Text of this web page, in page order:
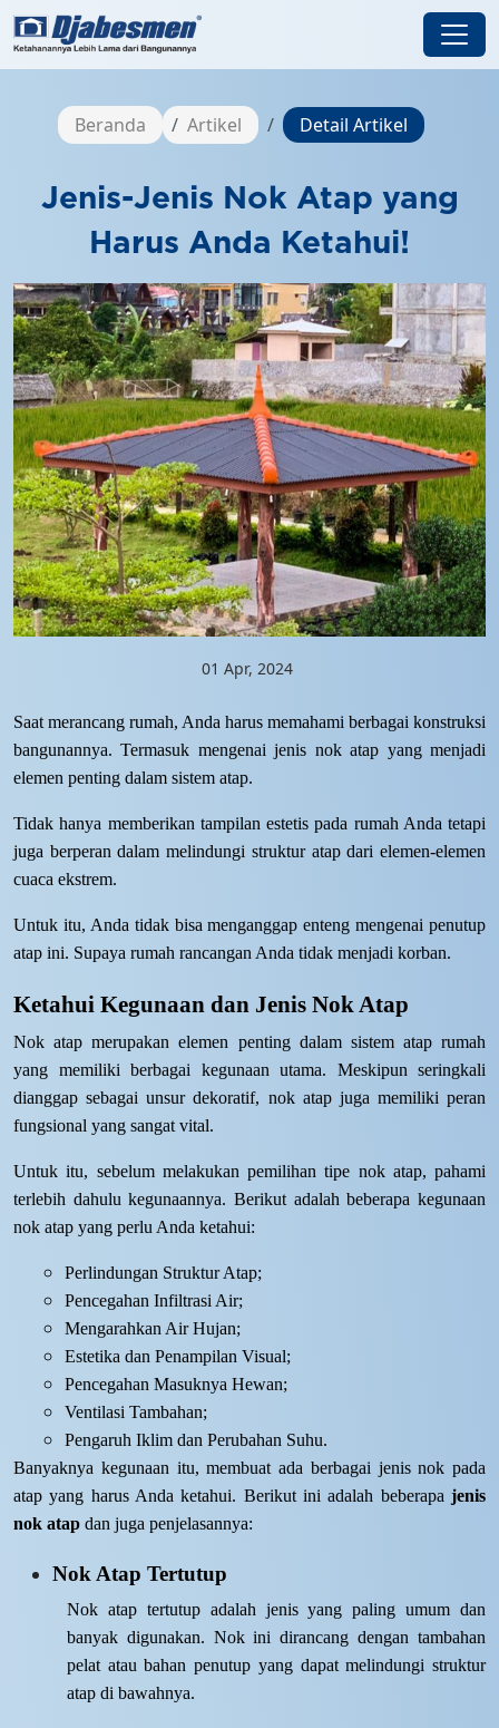
Beranda Artikel Detail Artikel
Jenis-Jenis Nok Atap yang
Harus Anda Ketahui!
01 Apr, 2024
Saat merancang rumah, Anda harus memahami berbagai konstruksi
bangunannya. Termasuk mengenai jenis nok atap yang menjadi
elemen penting dalam sistem atap.
Tidak hanya memberikan tampilan estetis pada rumah Anda tetapi
juga berperan dalam melindungi struktur atap dari elemen-elemen
cuaca ekstrem.
Untuk itu, Anda tidak bisa menganggap enteng mengenai penutup
atap ini. Supaya rumah rancangan Anda tidak menjadi korban.
Ketahui Kegunaan dan Jenis Nok Atap
Nok atap merupakan elemen penting dalam sistem atap rumah
yang memiliki berbagai kegunaan utama. Meskipun seringkali
dianggap sebagai unsur dekoratif, nok atap juga memiliki peran
fungsional yang sangat vital.
Untuk itu, sebelum melakukan pemilihan tipe nok atap, pahami
terlebih dahulu kegunaannya. Berikut adalah beberapa kegunaan
nok atap yang perlu Anda ketahui:
Perlindungan Struktur Atap;
Pencegahan Infiltrasi Air;
Mengarahkan Air Hujan;
Estetika dan Penampilan Visual;
Pencegahan Masuknya Hewan;
Ventilasi Tambahan;
Pengaruh Iklim dan Perubahan Suhu.
Banyaknya kegunaan itu, membuat ada berbagai jenis nok pada
atap yang harus Anda ketahui. Berikut ini adalah beberapa jenis
nok atap dan juga penjelasannya:
Nok Atap Tertutup
Nok atap tertutup adalah jenis yang paling umum dan
banyak digunakan. Nok ini dirancang dengan tambahan
pelat atau bahan penutup yang dapat melindungi struktur
atap di bawahnya.